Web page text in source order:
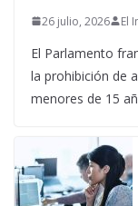
26 julio, 2026 El
El Parlamento
la prohibición de
menores de 15